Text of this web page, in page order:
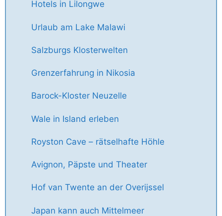
Hotels in Lilongwe
Urlaub am Lake Malawi
Salzburgs Klosterwelten
Grenzerfahrung in Nikosia
Barock-Kloster Neuzelle
Wale in Island erleben
Royston Cave – rätselhafte Höhle
Avignon, Päpste und Theater
Hof van Twente an der Overijssel
Japan kann auch Mittelmeer